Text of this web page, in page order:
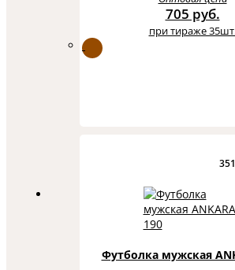
705 руб.
при тираже
Футболка мужская